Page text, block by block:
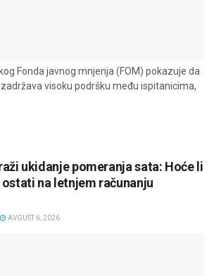
Fonda javnog mnjenja (FOM) pokazuje da
visoku podršku među ispitanicima,
ukidanje pomeranja sata: Hoće li
na letnjem računanju
AVGUST 6, 2026